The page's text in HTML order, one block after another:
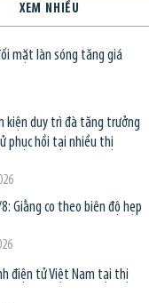
XEM NHIỀU
mặt làn sóng tăng giá
kiện duy trì đà tăng trưởng
phục hồi tại nhiều thị
Giằng co theo biên độ hẹp
điện tử Việt Nam tại thị